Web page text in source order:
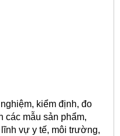
kiểm định, đo
các mẫu sản phẩm,
vự y tế, môi trường,